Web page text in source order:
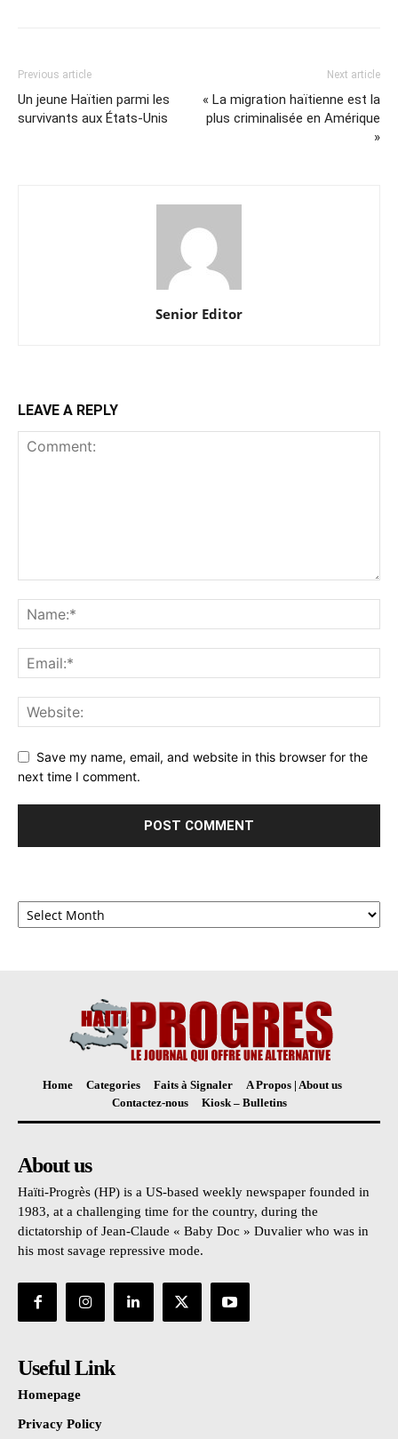
Previous article
Un jeune Haïtien parmi les
survivants aux États-Unis
Next article
« La migration haïtienne est la
plus criminalisée en Amérique
»
Senior Editor
LEAVE A REPLY
Save my name, email, and website in this browser for the
next time I comment.
Archives
Home Categories Faits à Signaler
A Propos | About us
Contactez-nous
Kiosk – Bulletins
About us
Haïti-Progrès (HP) is a US-based weekly newspaper founded in
1983, at a challenging time for the country, during the
dictatorship of Jean-Claude « Baby Doc » Duvalier who was in
his most savage repressive mode.
Useful Link
Homepage
Privacy Policy